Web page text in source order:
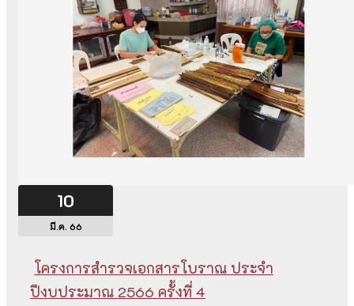
10
มี.ค. 66
โครงการสำรวจเอกสารโบราณ ประจำ
ปีงบประมาณ 2566 ครั้งที่ 4